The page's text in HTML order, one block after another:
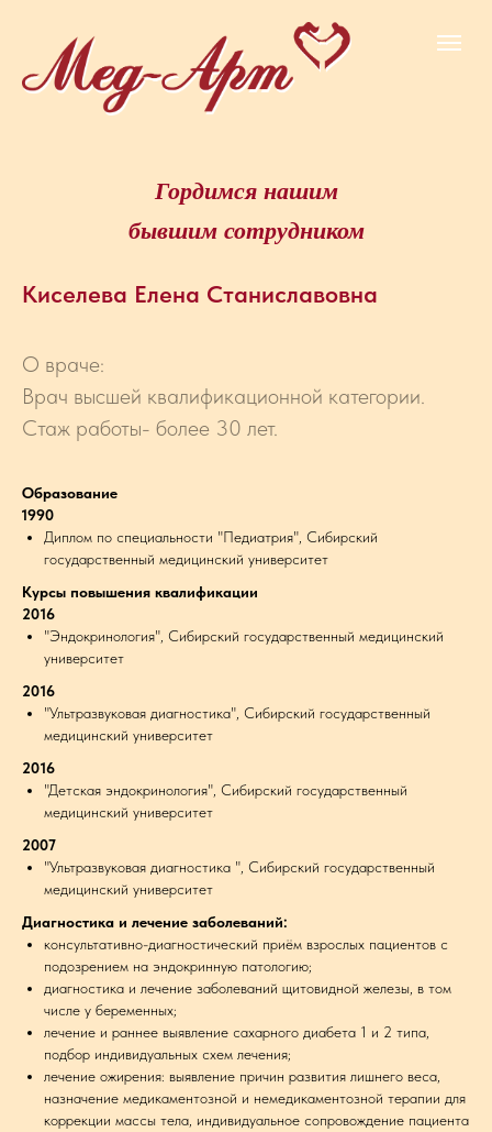
Гордимся нашим
бывшим сотрудником
Киселева Елена Станиславовна
О враче:
Врач высшей квалификационной категории.
Стаж работы- более 30 лет.
Образование
1990
Диплом по специальности "Педиатрия", Сибирский
государственный медицинский университет
Курсы повышения квалификации
2016
"Эндокринология", Сибирский государственный медицинский
университет
2016
"Ультразвуковая диагностика", Сибирский государственный
медицинский университет
2016
"Детская эндокринология", Сибирский государственный
медицинский университет
2007
"Ультразвуковая диагностика ", Сибирский государственный
медицинский университет
Диагностика и лечение заболеваний:
консультативно-диагностический приём взрослых пациентов с
подозрением на эндокринную патологию;
диагностика и лечение заболеваний щитовидной железы, в том
числе у беременных;
лечение и раннее выявление сахарного диабета 1 и 2 типа,
подбор индивидуальных схем лечения;
лечение ожирения: выявление причин развития лишнего веса,
назначение медикаментозной и немедикаментозной терапии для
коррекции массы тела, индивидуальное сопровождение пациента